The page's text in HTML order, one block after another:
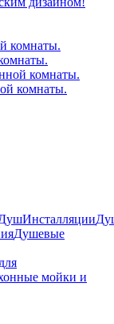
комнаты.
Инсталляции
Душевые
мойки и